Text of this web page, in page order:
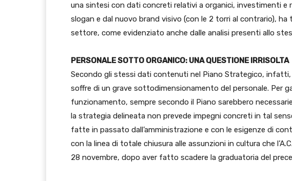
una sintesi con dati concreti relativi a organici, investimenti e
slogan e dal nuovo brand visivo (con le 2 torri al contrario), ha
settore, come evidenziato anche dalle analisi presenti allo
PERSONALE SOTTO ORGANICO: UNA QUESTIONE IRRISOLTA
Secondo gli stessi dati contenuti nel Piano Strategico, infatti,
soffre di un grave sottodimensionamento del personale. Per
funzionamento, sempre secondo il Piano sarebbero
la strategia delineata non prevede impegni concreti in tal
fatte in passato dall’amministrazione e con le esigenze di
con la linea di totale chiusura alle assunzioni in cultura che
28 novembre, dopo aver fatto scadere la graduatoria del